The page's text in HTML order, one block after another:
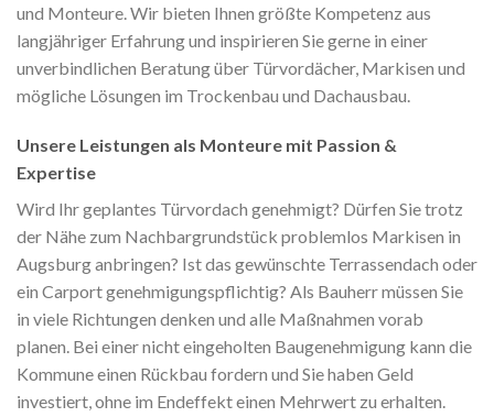
und Monteure. Wir bieten Ihnen größte Kompetenz aus
langjähriger Erfahrung und inspirieren Sie gerne in einer
unverbindlichen Beratung über Türvordächer, Markisen und
mögliche Lösungen im Trockenbau und Dachausbau.
Unsere Leistungen als Monteure mit Passion &
Expertise
Wird Ihr geplantes Türvordach genehmigt? Dürfen Sie trotz
der Nähe zum Nachbargrundstück problemlos Markisen in
Augsburg anbringen? Ist das gewünschte Terrassendach oder
ein Carport genehmigungspflichtig? Als Bauherr müssen Sie
in viele Richtungen denken und alle Maßnahmen vorab
planen. Bei einer nicht eingeholten Baugenehmigung kann die
Kommune einen Rückbau fordern und Sie haben Geld
investiert, ohne im Endeffekt einen Mehrwert zu erhalten.